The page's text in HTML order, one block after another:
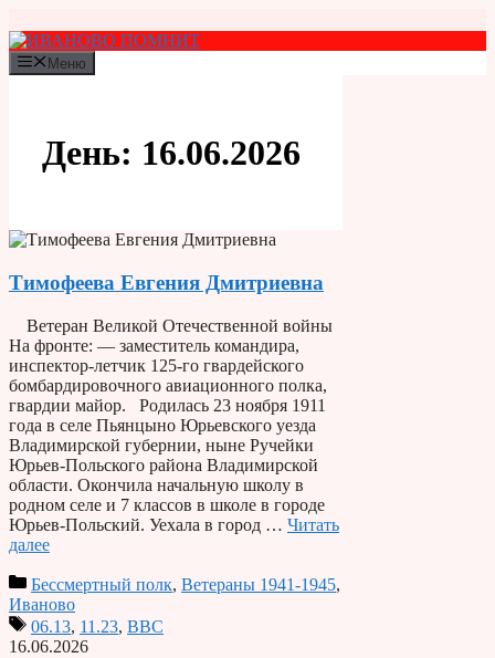
к
содержимому
Меню
День: 16.06.2026
Тимофеева Евгения Дмитриевна
Ветеран Великой Отечественной войны
На фронте: — заместитель командира,
инспектор-летчик 125-го гвардейского
бомбардировочного авиационного полка,
гвардии майор. Родилась 23 ноября 1911
года в селе Пьянцыно Юрьевского уезда
Владимирской губернии, ныне Ручейки
Юрьев-Польского района Владимирской
области. Окончила начальную школу в
родном селе и 7 классов в школе в городе
Юрьев-Польский. Уехала в город … Читать
далее
Бессмертный полк, Ветераны 1941-1945,
Иваново
06.13, 11.23, ВВС
16.06.2026